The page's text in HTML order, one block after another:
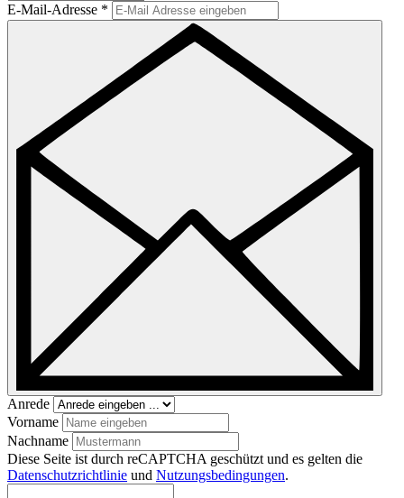
E-Mail-Adresse *
Anrede
Vorname
Nachname
Diese Seite ist durch reCAPTCHA geschützt und es gelten die
Datenschutzrichtlinie und Nutzungsbedingungen.